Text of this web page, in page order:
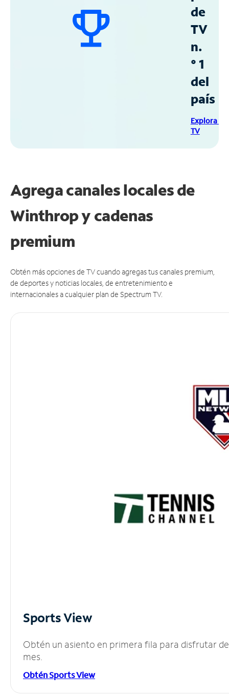
de
TV
n.
° 1
del
país
Explora
TV
Agrega canales locales de
Winthrop y cadenas
premium
Obtén más opciones de TV cuando agregas tus canales premium,
de deportes y noticias locales, de entretenimiento e
internacionales a cualquier plan de Spectrum TV.
Sports View
Obtén un asiento en primera fila para disfrutar
mes.
Obtén Sports View